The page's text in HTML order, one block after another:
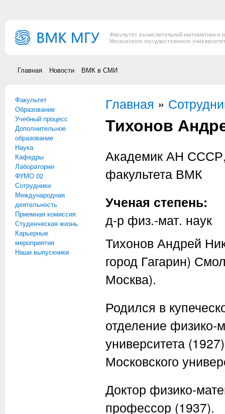
Главная Новости ВМК в СМИ
Факультет
Образование
Учебный процесс
Дополнительное
образование
Наука
Кафедры
Лаборатории
ФУМО 02
Сотрудники
Международная
деятельность
Приемная комиссия
Студенческая жизнь
Карьерные
мероприятия
Наши выпускники
Вы здесь
Главная »
Тихонов
Академик АН СССР,
факультета ВМК
Ученая степень:
д-р физ.-мат. наук
Тихонов Андрей
город Гагарин)
Москва).
Родился в
отделение физико-
университета
Московского
Доктор физико-
профессор (1937).